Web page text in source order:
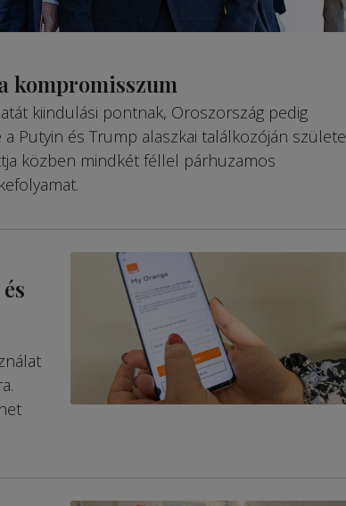
kompromisszum
kiindulási pontnak, Oroszország pedig
Putyin és Trump alaszkai találkozóján
közben mind­két féllel párhuzamos